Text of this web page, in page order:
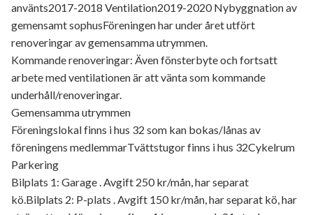
använts2017-2018 Ventilation2019-2020 Nybyggnation av
gemensamt sophusFöreningen har under året utfört
renoveringar av gemensamma utrymmen.
Kommande renoveringar: Även fönsterbyte och fortsatt
arbete med ventilationen är att vänta som kommande
underhåll/renoveringar.
Gemensamma utrymmen
Föreningslokal finns i hus 32 som kan bokas/lånas av
föreningens medlemmarTvättstugor finns i hus 32Cykelrum
Parkering
Bilplats 1: Garage . Avgift 250 kr/mån, har separat
kö.Bilplats 2: P-plats . Avgift 150 kr/mån, har separat kö, har